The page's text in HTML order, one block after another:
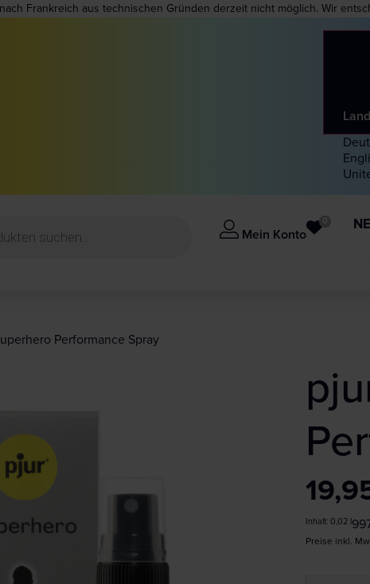
Frankreich aus technischen Gründen derzeit nicht möglich. Wir
Mein Konto
Performance Spray
Inhalt: 0,02
Preise inkl.